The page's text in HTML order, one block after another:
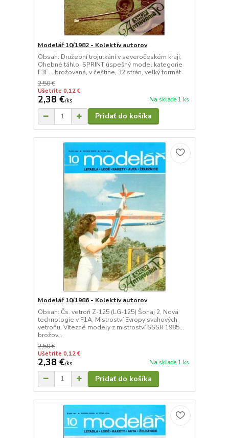
Modelář 10/1982 - Kolektív autorov
Obsah: Družební trojutkání v severočeském kraji,
Ohebné táhlo, SPRINT úspešný model kategorie
F3F... brožovaná, v češtine, 32 strán, veľký formát
2,50 €
Ušetríte 0,12 €
2,38 €/ks Na sklade 1 ks
Pridať do košíka
Modelář 10/1986 - Kolektív autorov
Obsah: Čs. vetroň Z-125 (LG-125) Šohaj 2, Nová
technologie v F1A, Mistroství Evropy svahových
vetroňu, Vítezné modely z mistroství SSSR 1985...
brožov...
2,50 €
Ušetríte 0,12 €
2,38 €/ks Na sklade 1 ks
Pridať do košíka